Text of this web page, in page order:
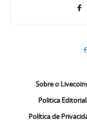
Sobre o
Politica Editorial
Política de